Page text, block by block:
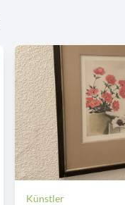
Künstler